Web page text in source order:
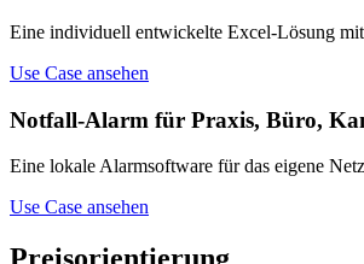
Eine individuell entwickelte Excel-Lösung
Use Case ansehen
Notfall-Alarm für Praxis, Büro,
Eine lokale Alarmsoftware für das eigene
Use Case ansehen